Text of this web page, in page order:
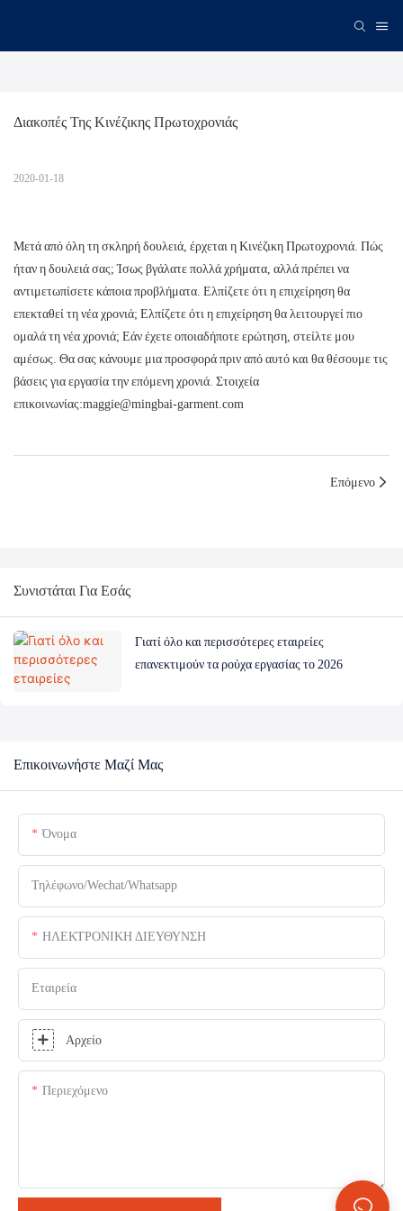
Διακοπές Της Κινέζικης Πρωτοχρονιάς
2020-01-18
Μετά από όλη τη σκληρή δουλειά, έρχεται η Κινέζικη Πρωτοχρονιά. Πώς
ήταν η δουλειά σας; Ίσως βγάλατε πολλά χρήματα, αλλά πρέπει να
αντιμετωπίσετε κάποια προβλήματα. Ελπίζετε ότι η επιχείρηση θα
επεκταθεί τη νέα χρονιά; Ελπίζετε ότι η επιχείρηση θα λειτουργεί πιο
ομαλά τη νέα χρονιά; Εάν έχετε οποιαδήποτε ερώτηση, στείλτε μου
αμέσως. Θα σας κάνουμε μια προσφορά πριν από αυτό και θα θέσουμε τις
βάσεις για εργασία την επόμενη χρονιά. Στοιχεία
επικοινωνίας:maggie@mingbai-garment.com
Επόμενο
Συνιστάται Για Εσάς
Γιατί όλο και περισσότερες εταιρείες
επανεκτιμούν τα ρούχα εργασίας το 2026
Επικοινωνήστε Μαζί Μας
Όνομα
Τηλέφωνο/Wechat/Whatsapp
ΗΛΕΚΤΡΟΝΙΚΗ ΔΙΕΥΘΥΝΣΗ
Εταιρεία
Αρχείο
Περιεχόμενο